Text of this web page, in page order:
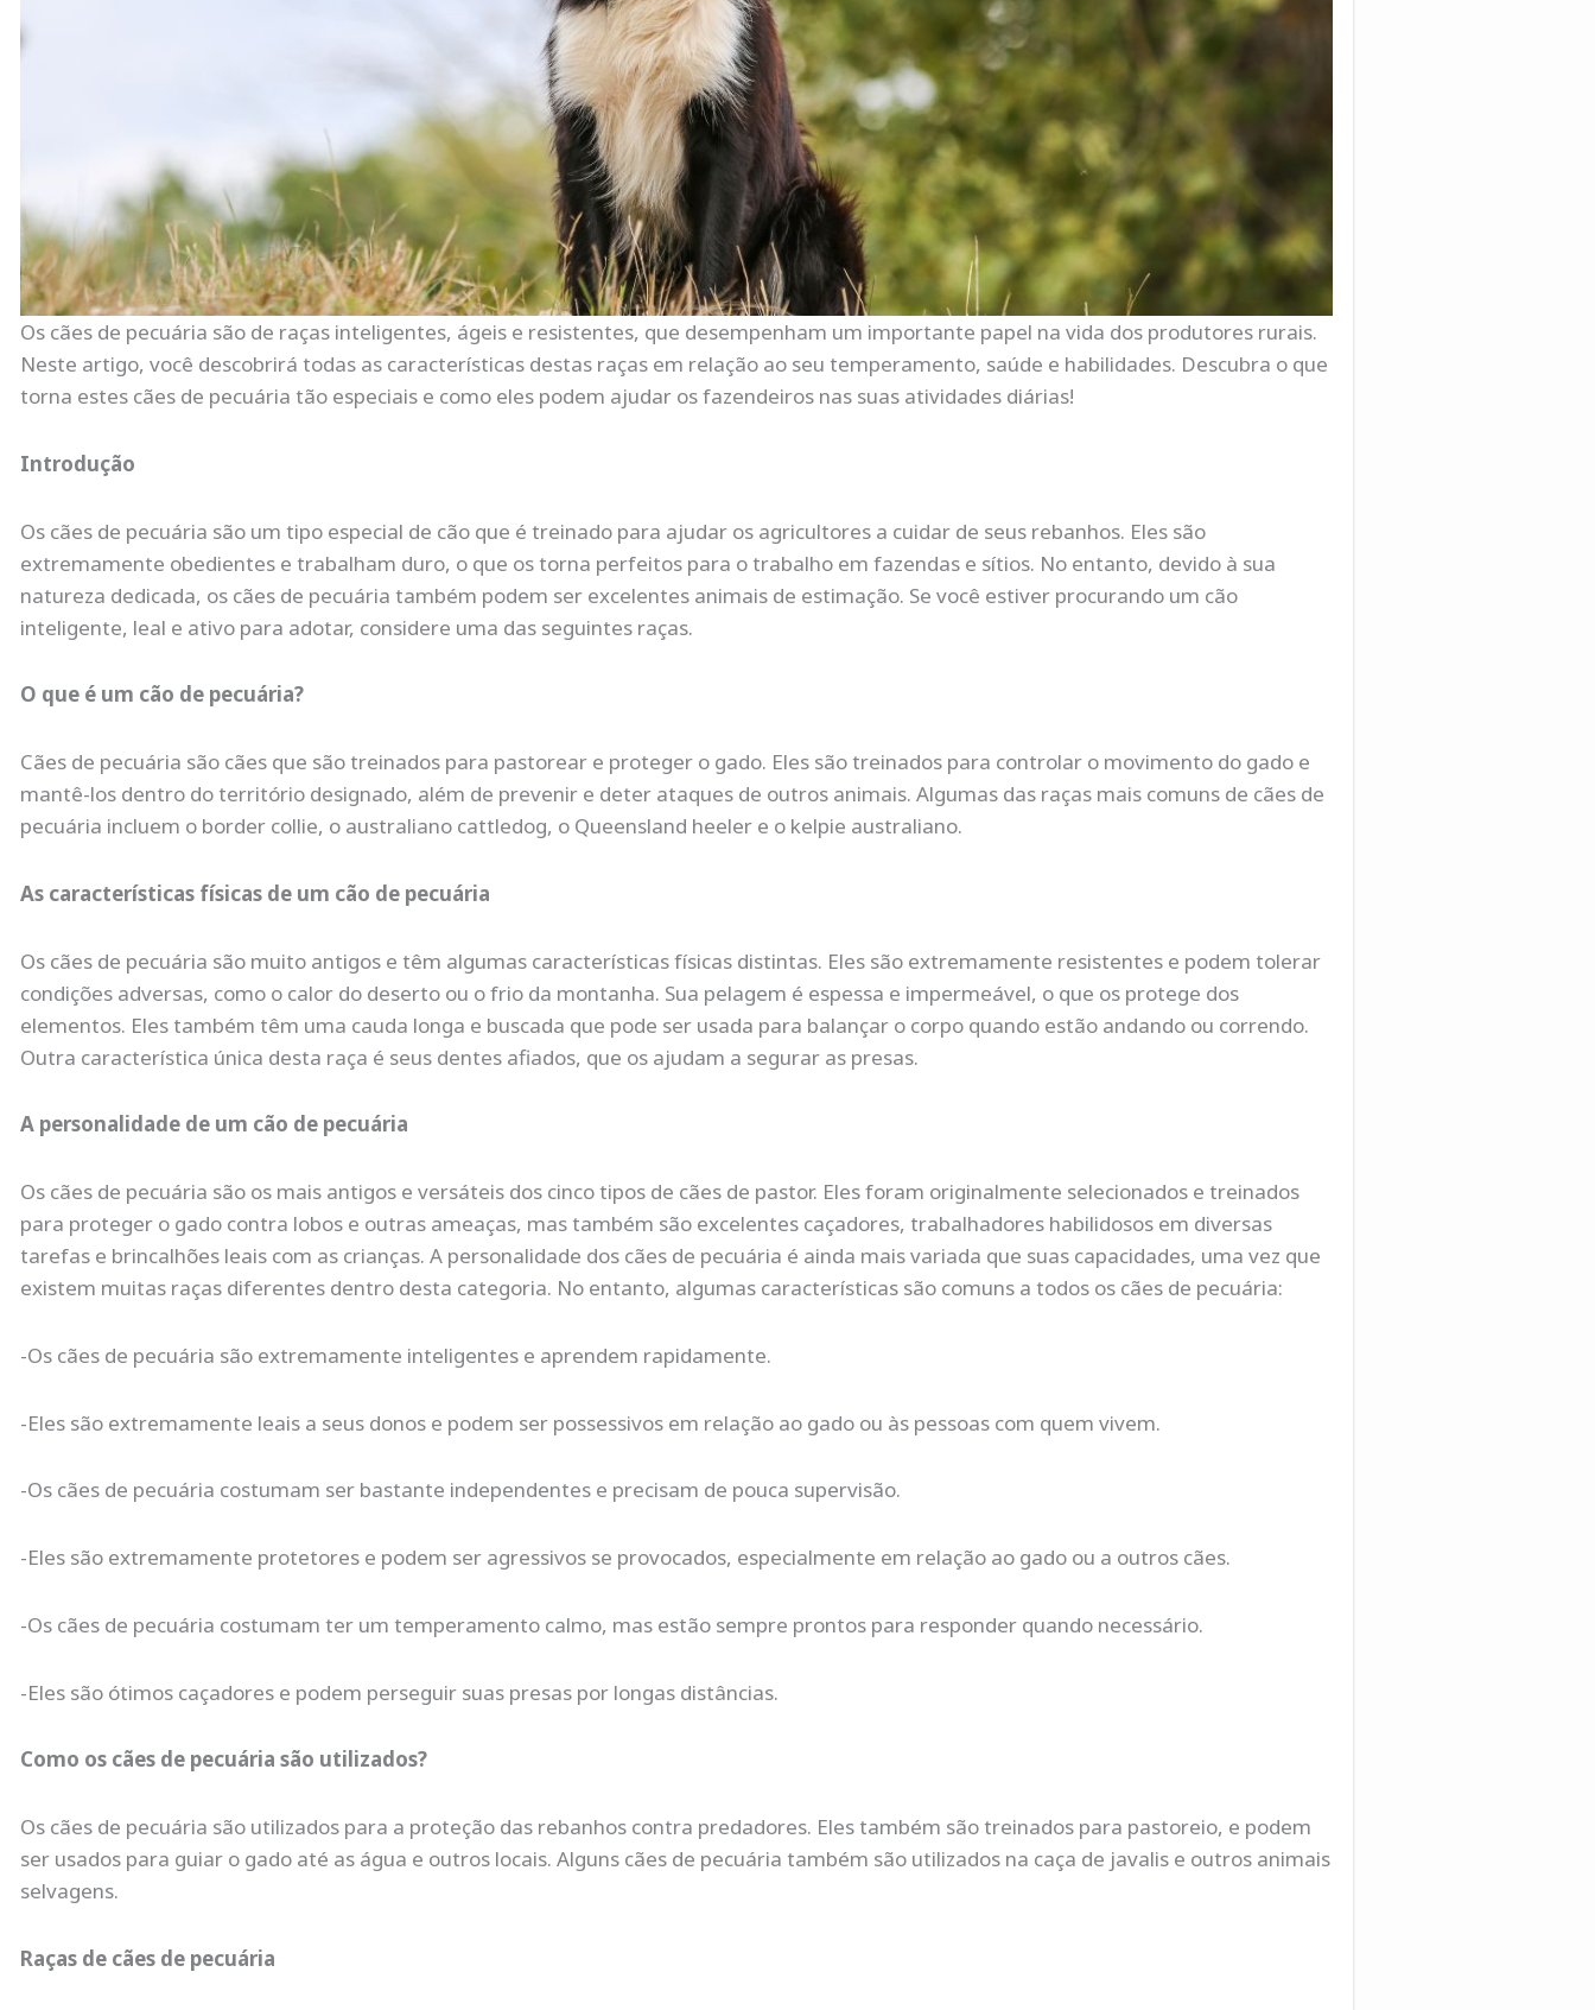
Os cães de pecuária são de raças inteligentes, ágeis e resistentes, que desempenham um importante papel na vida dos produtores rurais.
Neste artigo, você descobrirá todas as características destas raças em relação ao seu temperamento, saúde e habilidades. Descubra o que
torna estes cães de pecuária tão especiais e como eles podem ajudar os fazendeiros nas suas atividades diárias!
Introdução
Os cães de pecuária são um tipo especial de cão que é treinado para ajudar os agricultores a cuidar de seus rebanhos. Eles são
extremamente obedientes e trabalham duro, o que os torna perfeitos para o trabalho em fazendas e sítios. No entanto, devido à sua
natureza dedicada, os cães de pecuária também podem ser excelentes animais de estimação. Se você estiver procurando um cão
inteligente, leal e ativo para adotar, considere uma das seguintes raças.
O que é um cão de pecuária?
Cães de pecuária são cães que são treinados para pastorear e proteger o gado. Eles são treinados para controlar o movimento do gado e
mantê-los dentro do território designado, além de prevenir e deter ataques de outros animais. Algumas das raças mais comuns de cães de
pecuária incluem o border collie, o australiano cattledog, o Queensland heeler e o kelpie australiano.
As características físicas de um cão de pecuária
Os cães de pecuária são muito antigos e têm algumas características físicas distintas. Eles são extremamente resistentes e podem tolerar
condições adversas, como o calor do deserto ou o frio da montanha. Sua pelagem é espessa e impermeável, o que os protege dos
elementos. Eles também têm uma cauda longa e buscada que pode ser usada para balançar o corpo quando estão andando ou correndo.
Outra característica única desta raça é seus dentes afiados, que os ajudam a segurar as presas.
A personalidade de um cão de pecuária
Os cães de pecuária são os mais antigos e versáteis dos cinco tipos de cães de pastor. Eles foram originalmente selecionados e treinados
para proteger o gado contra lobos e outras ameaças, mas também são excelentes caçadores, trabalhadores habilidosos em diversas
tarefas e brincalhões leais com as crianças. A personalidade dos cães de pecuária é ainda mais variada que suas capacidades, uma vez que
existem muitas raças diferentes dentro desta categoria. No entanto, algumas características são comuns a todos os cães de pecuária:
-Os cães de pecuária são extremamente inteligentes e aprendem rapidamente.
-Eles são extremamente leais a seus donos e podem ser possessivos em relação ao gado ou às pessoas com quem vivem.
-Os cães de pecuária costumam ser bastante independentes e precisam de pouca supervisão.
-Eles são extremamente protetores e podem ser agressivos se provocados, especialmente em relação ao gado ou a outros cães.
-Os cães de pecuária costumam ter um temperamento calmo, mas estão sempre prontos para responder quando necessário.
-Eles são ótimos caçadores e podem perseguir suas presas por longas distâncias.
Como os cães de pecuária são utilizados?
Os cães de pecuária são utilizados para a proteção das rebanhos contra predadores. Eles também são treinados para pastoreio, e podem
ser usados para guiar o gado até as água e outros locais. Alguns cães de pecuária também são utilizados na caça de javalis e outros animais
selvagens.
Raças de cães de pecuária